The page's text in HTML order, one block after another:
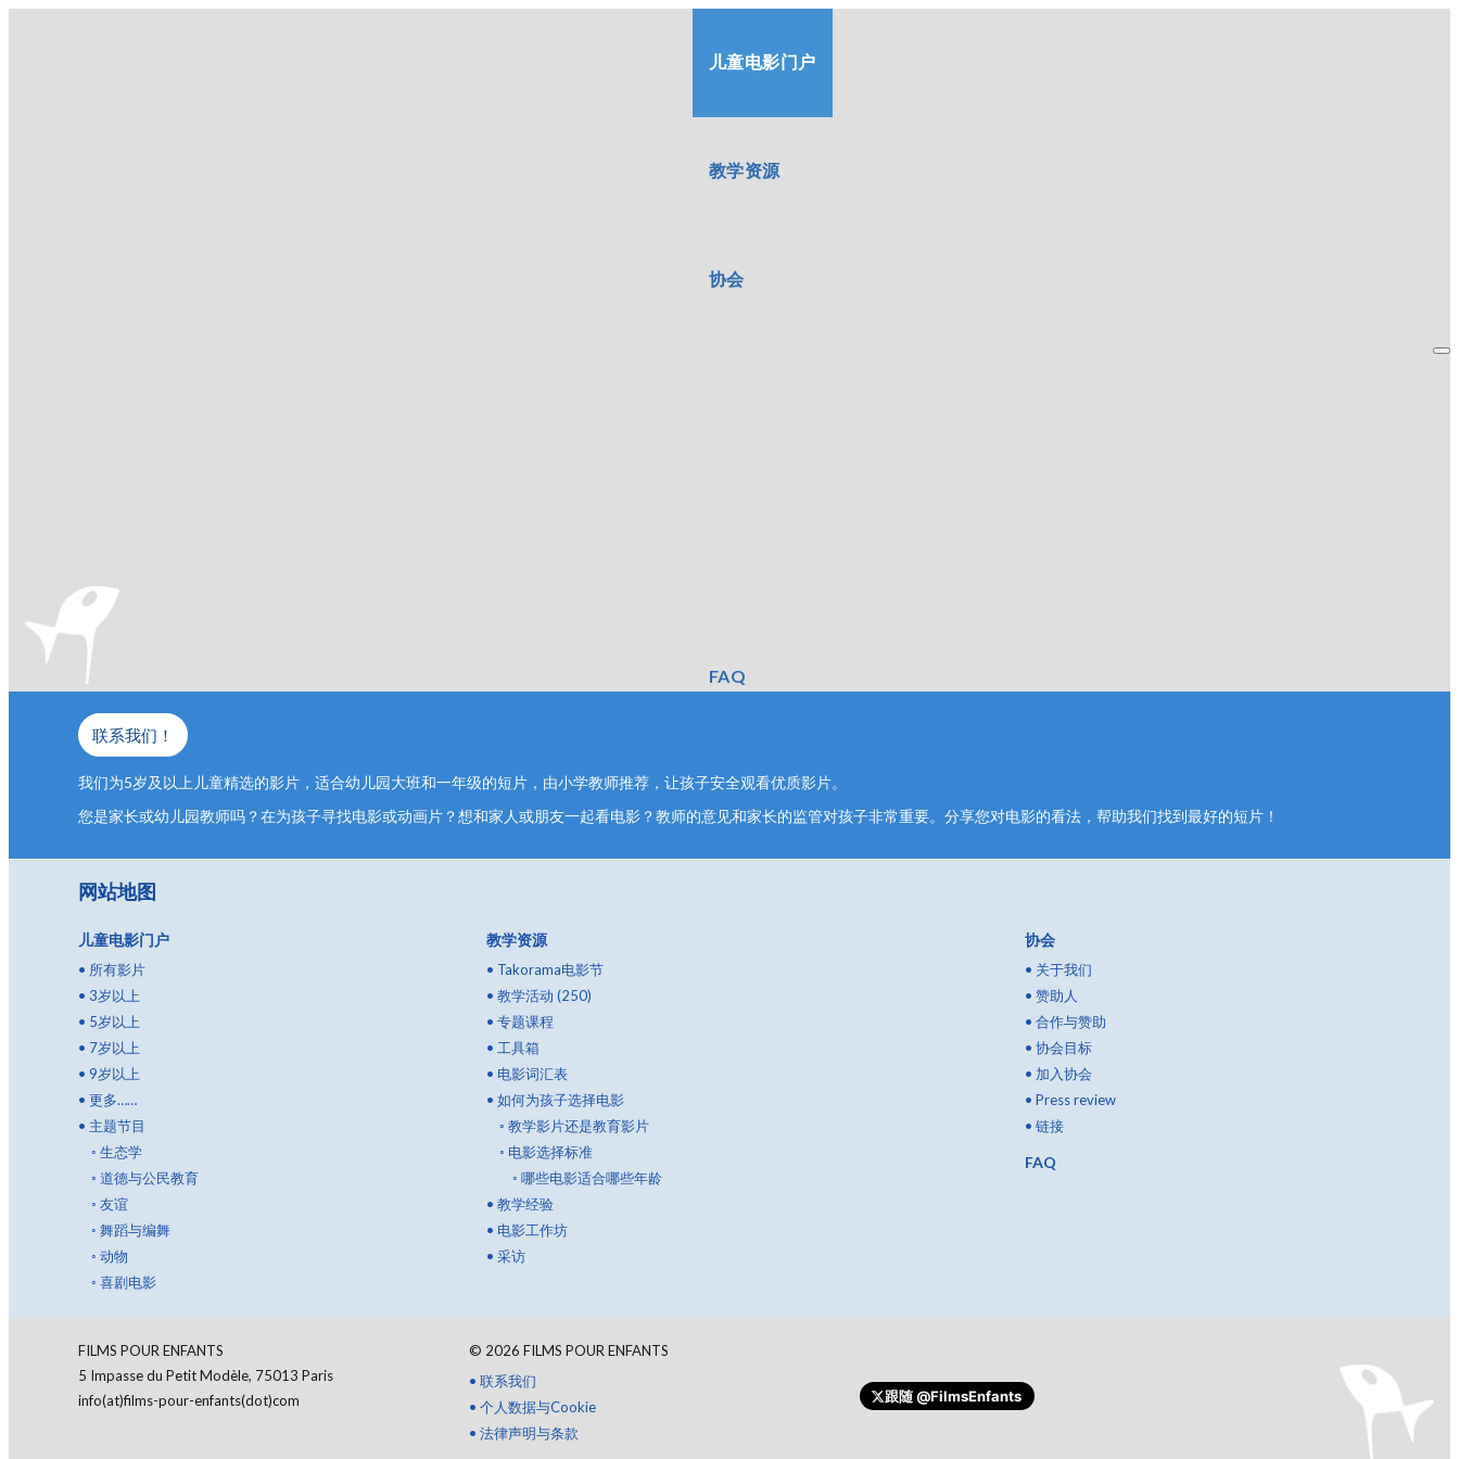
儿童电影门户
教学资源
协会
FAQ
联系我们！
我们为5岁及以上儿童精选的影片，适合幼儿园大班和一年级的短片，由小学教师推荐，让孩子安全观看优质影片。
您是家长或幼儿园教师吗？在为孩子寻找电影或动画片？想和家人或朋友一起看电影？教师的意见和家长的监管对孩子非常重要。分享您对电影的看法，帮助我们找到最好的短片！
网站地图
儿童电影门户
• 所有影片
• 3岁以上
• 5岁以上
• 7岁以上
• 9岁以上
• 更多……
• 主题节目
◦ 生态学
◦ 道德与公民教育
◦ 友谊
◦ 舞蹈与编舞
◦ 动物
◦ 喜剧电影
教学资源
• Takorama电影节
• 教学活动 (250)
• 专题课程
• 工具箱
• 电影词汇表
• 如何为孩子选择电影
◦ 教学影片还是教育影片
◦ 电影选择标准
◦ 哪些电影适合哪些年龄
• 教学经验
• 电影工作坊
• 采访
协会
• 关于我们
• 赞助人
• 合作与赞助
• 协会目标
• 加入协会
• Press review
• 链接
FAQ
FILMS POUR ENFANTS
5 Impasse du Petit Modèle, 75013 Paris
info(at)films-pour-enfants(dot)com
© 2026 FILMS POUR ENFANTS
• 联系我们
• 个人数据与Cookie
• 法律声明与条款
跟随@FilmsEnfants